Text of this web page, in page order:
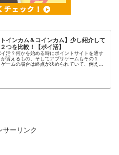
トインカム＆コインカム】少し紹介して
つを比較！【ポイ活】
活？何かを始める時にポイントサイトを通す
が貰えるもの。そしてアプリゲームもその１
ームの場合は終点が決められていて、例えば
サーリンク